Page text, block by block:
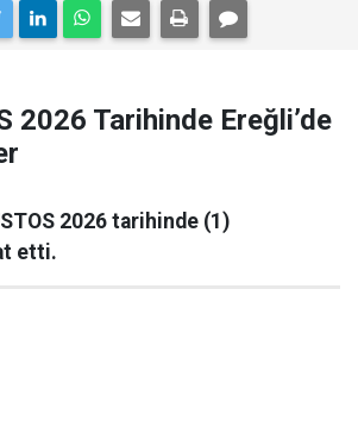
2026 Tarihinde Ereğli’de
2026 tarihinde (1)
etti.